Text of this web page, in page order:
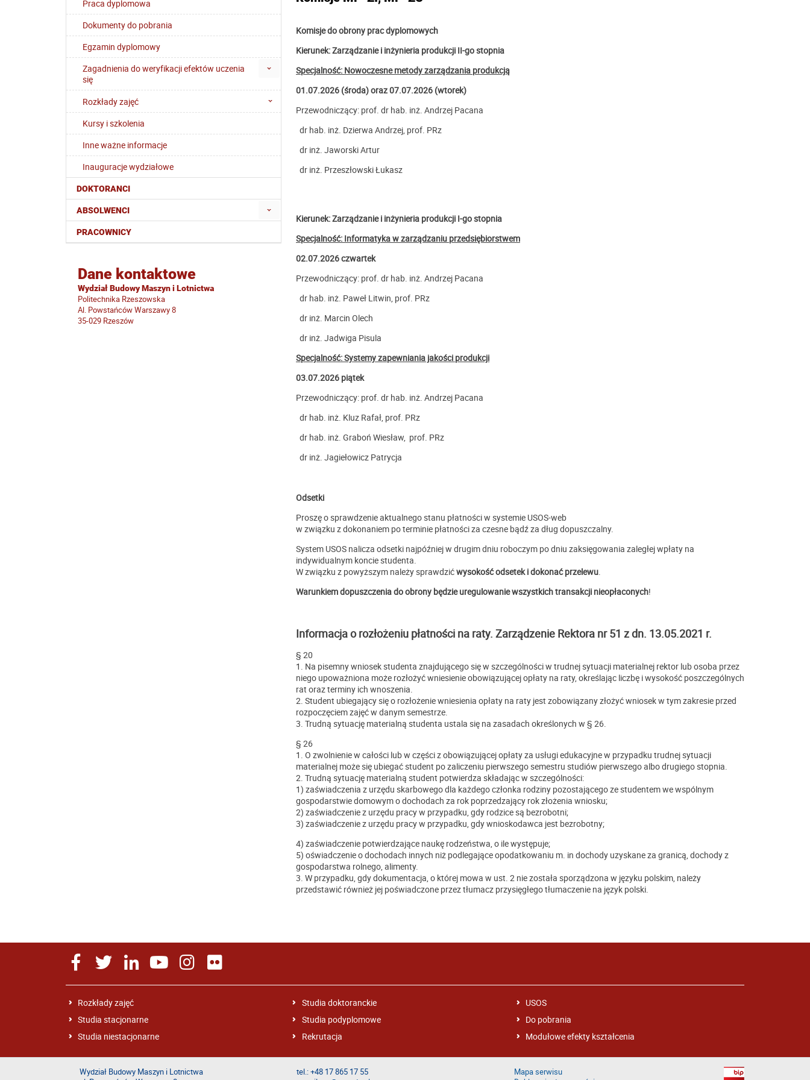
Praca dyplomowa
Dokumenty do pobrania
Egzamin dyplomowy
Zagadnienia do weryfikacji efektów uczenia
się
Rozkłady zajęć
Kursy i szkolenia
Inne ważne informacje
Inauguracje wydziałowe
DOKTORANCI
ABSOLWENCI
PRACOWNICY
Dane kontaktowe
Wydział Budowy Maszyn i Lotnictwa
Politechnika Rzeszowska
Al. Powstańców Warszawy 8
35-029 Rzeszów
Komisje do obrony prac dyplomowych
Kierunek: Zarządzanie i inżynieria produkcji II-go stopnia
Specjalność: Nowoczesne metody zarządzania produkcją
01.07.2026 (środa) oraz 07.07.2026 (wtorek)
Przewodniczący: prof. dr hab. inż. Andrzej Pacana
dr hab. inż. Dzierwa Andrzej, prof. PRz
dr inż. Jaworski Artur
dr inż. Przeszłowski Łukasz
Kierunek: Zarządzanie i inżynieria produkcji I-go stopnia
Specjalność: Informatyka w zarządzaniu przedsiębiorstwem
02.07.2026 czwartek
Przewodniczący: prof. dr hab. inż. Andrzej Pacana
dr hab. inż. Paweł Litwin, prof. PRz
dr inż. Marcin Olech
dr inż. Jadwiga Pisula
Specjalność: Systemy zapewniania jakości produkcji
03.07.2026 piątek
Przewodniczący: prof. dr hab. inż. Andrzej Pacana
dr hab. inż. Kluz Rafał, prof. PRz
dr hab. inż. Graboń Wiesław, prof. PRz
dr inż. Jagiełowicz Patrycja
Odsetki
Proszę o sprawdzenie aktualnego stanu płatności w systemie USOS-web
w związku z dokonaniem po terminie płatności za czesne bądź za dług dopuszczalny.
System USOS nalicza odsetki najpóźniej w drugim dniu roboczym po dniu zaksięgowania zaległej wpłaty na
indywidualnym koncie studenta.
W związku z powyższym należy sprawdzićwysokość odsetek i dokonać przelewu.
Warunkiem dopuszczenia do obrony będzie uregulowanie wszystkich transakcji nieopłaconych!
Informacja o rozłożeniu płatności na raty. Zarządzenie Rektora nr 51 z dn. 13.05.2021 r.
§ 20
1. Na pisemny wniosek studenta znajdującego się w szczególności w trudnej sytuacji materialnej rektor lub osoba przez
niego upoważniona może rozłożyć wniesienie obowiązującej opłaty na raty, określając liczbę i wysokość poszczególnych
rat oraz terminy ich wnoszenia.
2. Student ubiegający się o rozłożenie wniesienia opłaty na raty jest zobowiązany złożyć wniosek w tym zakresie przed
rozpoczęciem zajęć w danym semestrze.
3. Trudną sytuację materialną studenta ustala się na zasadach określonych w § 26.
§ 26
1. O zwolnienie w całości lub w części z obowiązującej opłaty za usługi edukacyjne w przypadku trudnej sytuacji
materialnej może się ubiegać student po zaliczeniu pierwszego semestru studiów pierwszego albo drugiego stopnia.
2. Trudną sytuację materialną student potwierdza składając w szczególności:
1) zaświadczenia z urzędu skarbowego dla każdego członka rodziny pozostającego ze studentem we wspólnym
gospodarstwie domowym o dochodach za rok poprzedzający rok złożenia wniosku;
2) zaświadczenie z urzędu pracy w przypadku, gdy rodzice są bezrobotni;
3) zaświadczenie z urzędu pracy w przypadku, gdy wnioskodawca jest bezrobotny;
4) zaświadczenie potwierdzające naukę rodzeństwa, o ile występuje;
5) oświadczenie o dochodach innych niż podlegające opodatkowaniu m. in dochody uzyskane za granicą, dochody z
gospodarstwa rolnego, alimenty.
3. W przypadku, gdy dokumentacja, o której mowa w ust. 2 nie została sporządzona w języku polskim, należy
przedstawić również jej poświadczone przez tłumacz przysięgłego tłumaczenie na język polski.
Rozkłady zajęć
Studia stacjonarne
Studia niestacjonarne
Studia doktoranckie
Studia podyplomowe
Rekrutacja
USOS
Do pobrania
Modułowe efekty kształcenia
Wydział Budowy Maszyn i Lotnictwa
tel.: +48 17 865 17 55
Mapa serwisu